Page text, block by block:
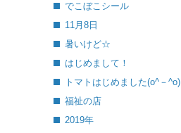
でこぼこシール
11月8日
暑いけど☆
はじめまして！
トマトはじめました(o^－^o)
福祉の店
2019年